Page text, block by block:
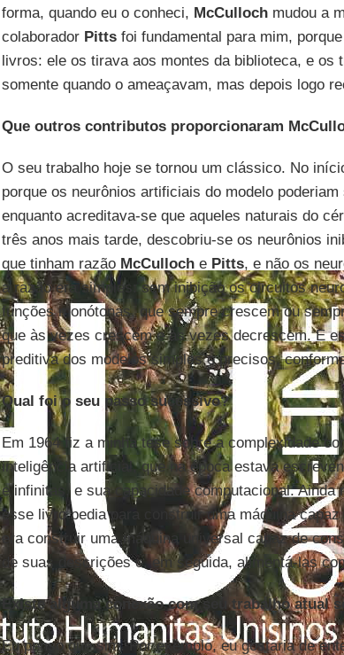
forma, quando eu o conheci, McCullochmudou a
colaborador Pittsfoi fundamental para mim,
livros: ele os tirava aos montes da biblioteca, e os
somente quando o ameaçavam, mas depois logo
Que outros contributos proporcionaram
O seu trabalho hoje se tornou um clássico. No
porque os neurônios artificiais do modelo
enquanto acreditava-se que aqueles naturais do
três anos mais tarde, descobriu-se os neurônios
que tinham razão McCulloche Pitts, e não os
a razão era simples: sem inibição os circuitos
funções monótonas, que sempre crescem ou
que às vezes crescem e às vezes decrescem. E
preditiva dos modelos simples e precisos,
Qual foi o seu passo sucessivo?
Em 1964 fiz a minha tese sobre a complexidade
inteligência artificial, que na época estava
e infinitas, e sua capacidade computacional.
esse livro pedia para construir uma máquina
era construir uma máquina universal capaz de
de suas descrições e, em seguida, alimentá-las
Existe alguma conexão com seu trabalho atual
Eu penso que sim. Por exemplo, eu gostaria de